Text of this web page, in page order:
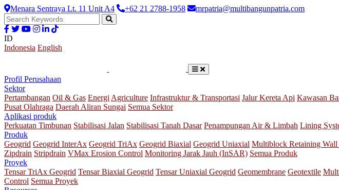
Menara Sentraya Lt. 11 Unit A4 +62 21 2788-1958 mrpatria@multibangunpatria.com
ID
Indonesia English
Profil Perusahaan
Sektor
Pertambangan Oil & Gas Energi Agriculture Infrastruktur & Transportasi Jalur Kereta Api Kawasan
Pusat Olahraga Daerah Aliran Sungai Semua Sektor
Aplikasi produk
Perkuatan Timbunan Stabilisasi Jalan Stabilisasi Tanah Dasar Penampungan Air & Limbah Lining
Produk
Geogrid Geogrid InterAx Geogrid TriAx Geogrid Biaxial Geogrid Uniaxial Multiblock Retaining Wall
Zipdrain Stripdrain VMax Erosion Control Monitoring Jarak Jauh (InSAR) Semua Produk
Proyek
Tensar TriAx Geogrid Tensar Biaxial Geogrid Tensar Uniaxial Geogrid Geomembrane Geotextile
Control Semua Proyek